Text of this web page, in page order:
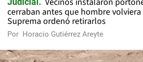
cerraban antes que hombre
Suprema ordenó retirarlos
Por Horacio Gutiérrez Areyte